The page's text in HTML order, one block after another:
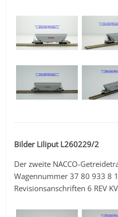
Bilder Liliput L260229/2
Der zweite NACCO-
Wagennummer 37 80 933 8
Revisionsanschriften 6 REV